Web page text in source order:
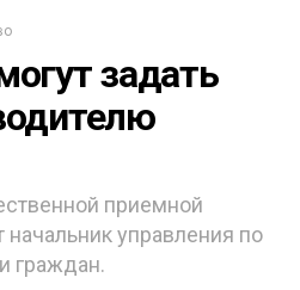
задать
приемной
начальник управления по
граждан.